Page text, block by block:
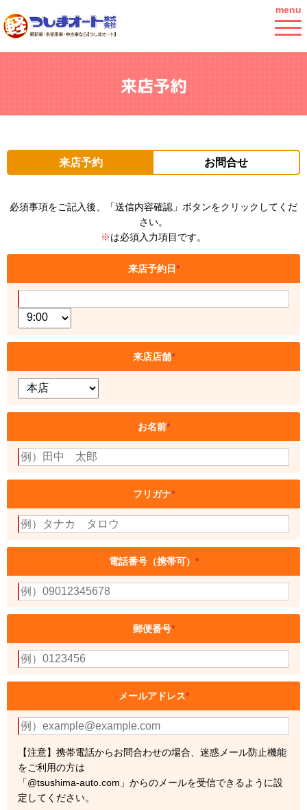
menu
来店予約
来店予約 お問合せ
必須事項をご記入後、「送信内容確認」ボタンをクリックしてくだ
さい。
※は必須入力項目です。
来店予約日*
来店店舗*
お名前*
フリガナ*
電話番号（携帯可） *
郵便番号*
メールアドレス*
【注意】携帯電話からお問合わせの場合、迷惑メール防止機能
をご利用の方は
「@tsushima-auto.com」からのメールを受信できるように設
定してください。